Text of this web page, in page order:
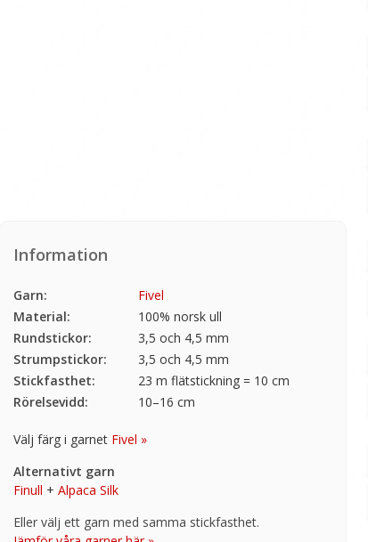
Information
Garn:
Fivel
Material:
100% norsk ull
Rundstickor:
3,5 och 4,5 mm
Strumpstickor:
3,5 och 4,5 mm
Stickfasthet:
23 m flätstickning = 10 cm
Rörelsevidd:
10–16 cm
Välj färg i garnet Fivel »
Alternativt garn
Finull + Alpaca Silk